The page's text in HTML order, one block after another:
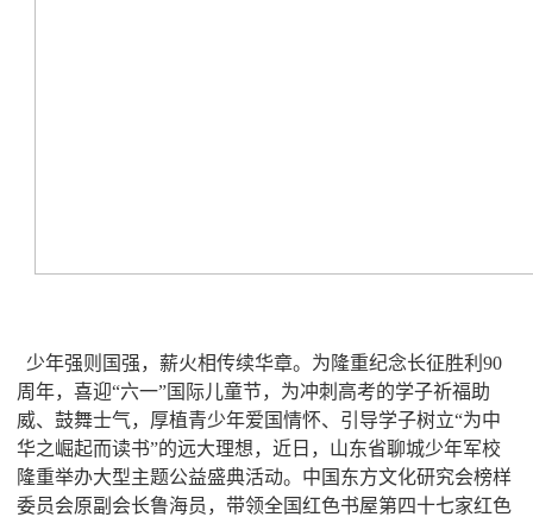
少年强则国强，薪火相传续华章。为隆重纪念长征胜利90
周年，喜迎“六一”国际儿童节，为冲刺高考的学子祈福助
威、鼓舞士气，厚植青少年爱国情怀、引导学子树立“为中
华之崛起而读书”的远大理想，近日，山东省聊城少年军校
隆重举办大型主题公益盛典活动。中国东方文化研究会榜样
委员会原副会长鲁海员，带领全国红色书屋第四十七家红色